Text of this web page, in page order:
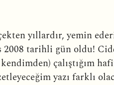
yıllardır, yemin
2008 tarihli gün oldu!
çalıştığım
yazı farklı